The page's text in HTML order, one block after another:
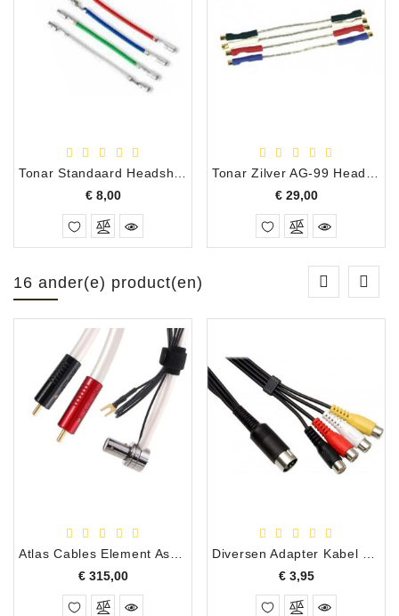
€ 8,00Prijs
€ 29,00Prijs
16 ander(e) product(en)
€ 315,00Prijs
€ 3,95Prijs